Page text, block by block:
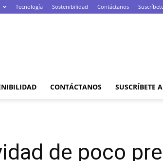
Tecnología Sostenibilidad Contáctanos
CONTÁCTANOS SUSCRÍBETE
de poco